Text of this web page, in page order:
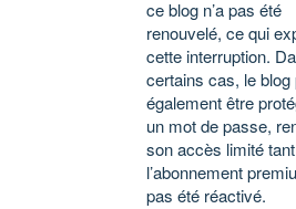
ce blog n’a pas été
renouvelé, ce qui
cette interruption.
certains cas, le blog
également être
un mot de passe,
son accès limité
l’abonnement
pas été réactivé.